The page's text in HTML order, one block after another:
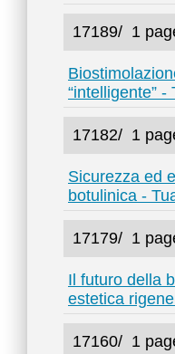
17189/ 1
“intelligente” -
17182/ 1
Sicurezza ed
botulinica -
17179/ 1
Il futuro della
estetica
17160/ 1